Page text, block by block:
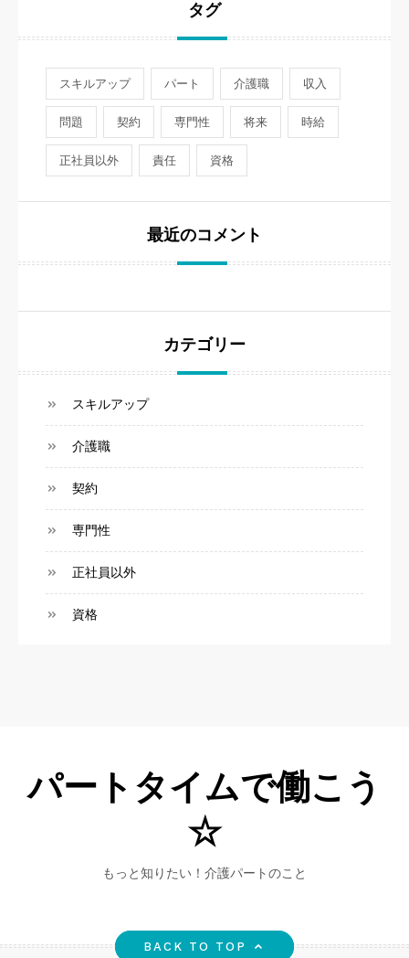
タグ
スキルアップ パート 介護職 収入
問題 契約 専門性 将来 時給
正社員以外 責任 資格
最近のコメント
カテゴリー
スキルアップ
介護職
契約
専門性
正社員以外
資格
パートタイムで働こう
☆
もっと知りたい！介護パートのこと
BACK TO TOP